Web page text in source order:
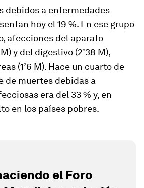
debidos a enfermedades
hoy el 19 %. En ese grupo
afecciones del aparato
y del digestivo (2’38 M),
(1’6 M). Hace un cuarto de
de muertes debidas a
era del 33 % y, en
en los países pobres.
el Foro